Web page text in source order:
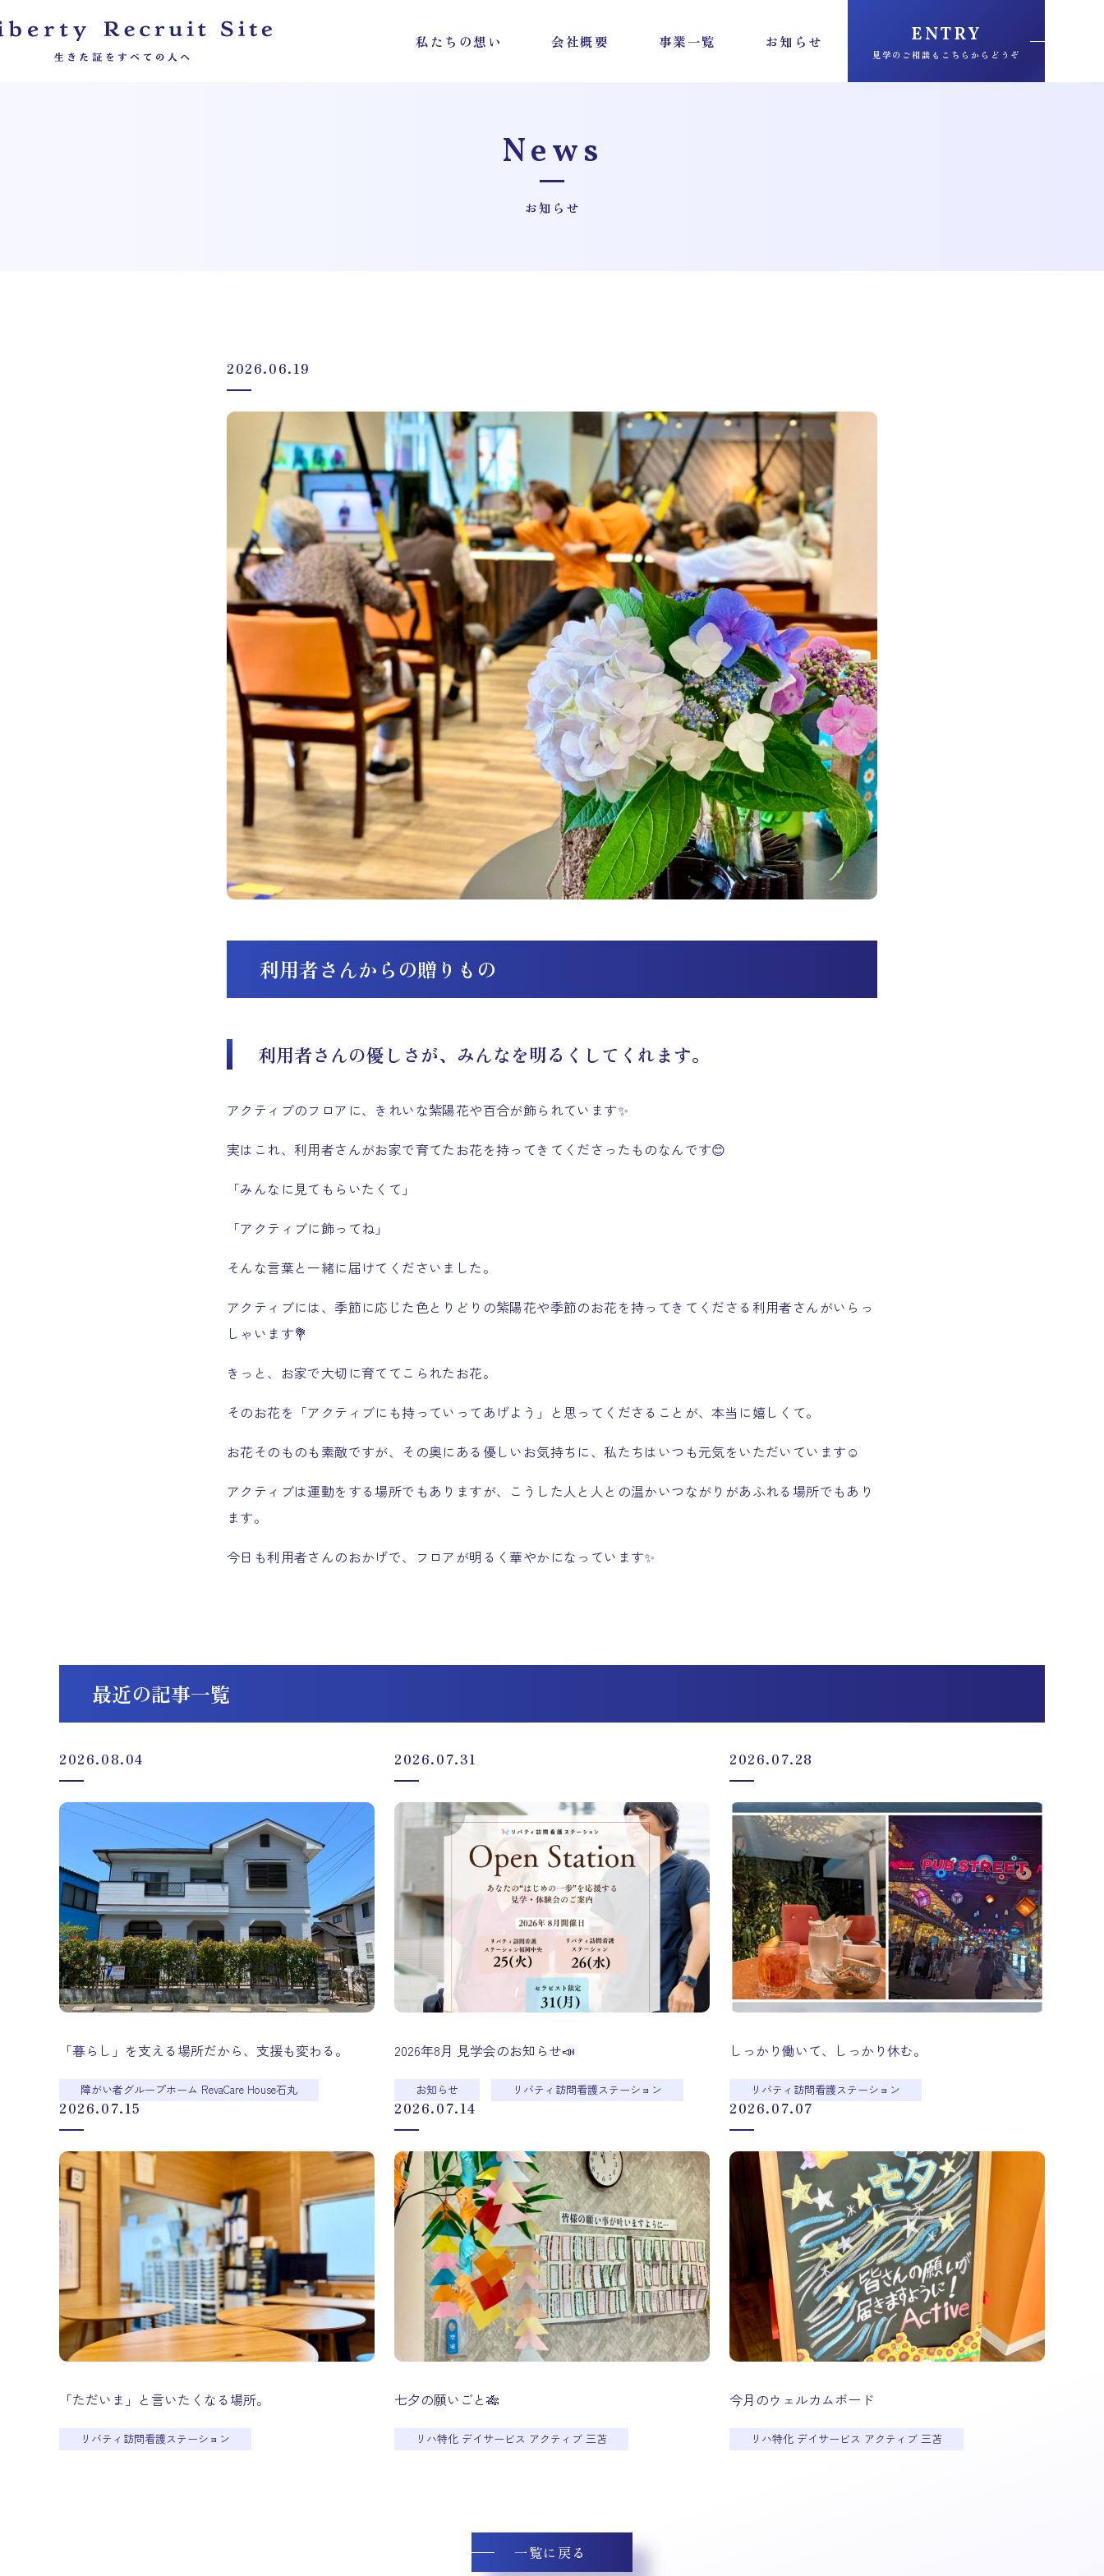
私たちの想い 会社概要 事業一覧 お知らせ ENTRY
見学のご相談もこちらからどうぞ
News
お知らせ
2026.06.19
利用者さんからの贈りもの
利用者さんの優しさが、みんなを明るくしてくれます。
アクティブのフロアに、きれいな紫陽花や百合が飾られています✨
実はこれ、利用者さんがお家で育てたお花を持ってきてくださったものなんです😊
「みんなに見てもらいたくて」
「アクティブに飾ってね」
そんな言葉と一緒に届けてくださいました。
アクティブには、季節に応じた色とりどりの紫陽花や季節のお花を持ってきてくださる利用者さんがいらっ
しゃいます💐
きっと、お家で大切に育ててこられたお花。
そのお花を「アクティブにも持っていってあげよう」と思ってくださることが、本当に嬉しくて。
お花そのものも素敵ですが、その奥にある優しいお気持ちに、私たちはいつも元気をいただいています☺️
アクティブは運動をする場所でもありますが、こうした人と人との温かいつながりがあふれる場所でもあり
ます。
今日も利用者さんのおかげで、フロアが明るく華やかになっています✨
最近の記事一覧
2026.08.04
「暮らし」を支える場所だから、支援も変わる。
障がい者グループホーム RevaCare House石丸
2026.07.31
2026年8月 見学会のお知らせ📣
お知らせ リバティ訪問看護ステーション
2026.07.28
しっかり働いて、しっかり休む。
リバティ訪問看護ステーション
2026.07.15
「ただいま」と言いたくなる場所。
リバティ訪問看護ステーション
2026.07.14
七夕の願いごと🎋
リハ特化 デイサービス アクティブ 三苫
2026.07.07
今月のウェルカムボード
リハ特化 デイサービス アクティブ 三苫
一覧に戻る